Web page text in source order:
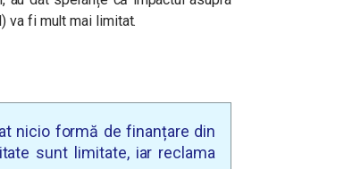
va fi mult mai limitat.
nicio formă de finanțare din
sunt limitate, iar reclama